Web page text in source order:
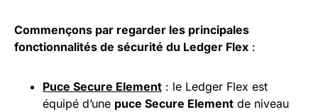
Commençons par regarder les principales
fonctionnalités de sécurité du Ledger Flex :
Puce Secure Element : le Ledger Flex est
équipé d’une puce Secure Element de niveau